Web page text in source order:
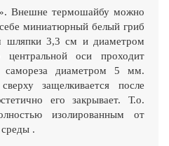
Внешне термошайбу можно
себе миниатюрный белый гриб
шляпки 3,3 см и диаметром
оси проходит
самореза диаметром 5 мм.
защелкивается после
его закрывает. Т.о.
изолированным от
.